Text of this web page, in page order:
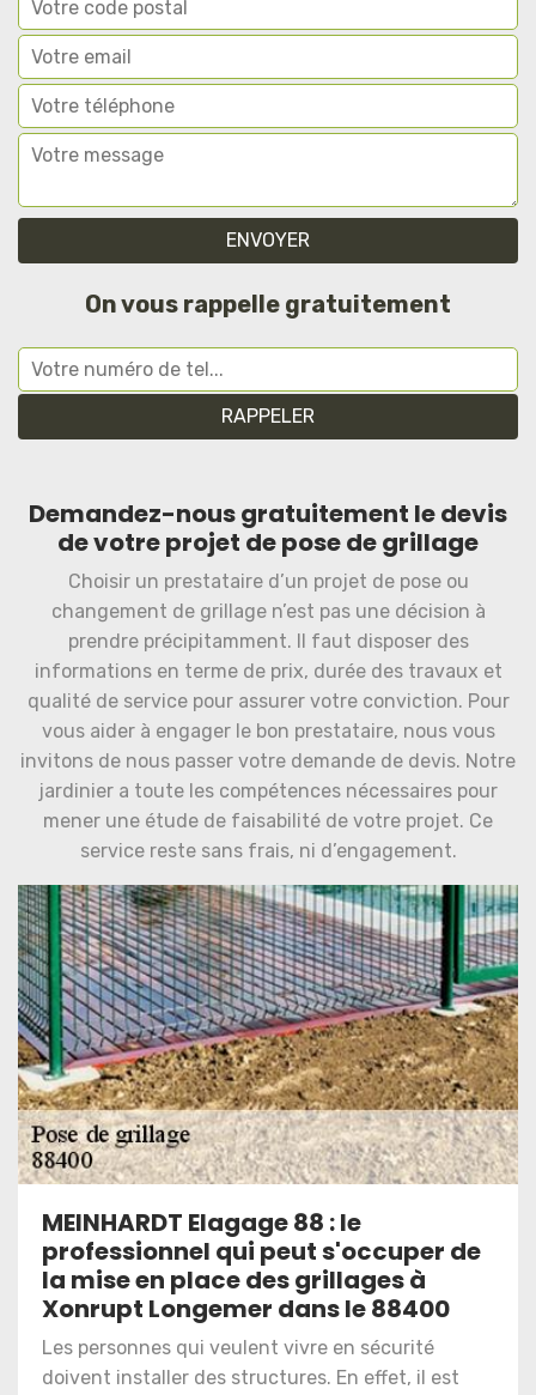
On vous rappelle gratuitement
Demandez-nous gratuitement le devis
de votre projet de pose de grillage
Choisir un prestataire d’un projet de pose ou
changement de grillage n’est pas une décision à
prendre précipitamment. Il faut disposer des
informations en terme de prix, durée des travaux et
qualité de service pour assurer votre conviction. Pour
vous aider à engager le bon prestataire, nous vous
invitons de nous passer votre demande de devis. Notre
jardinier a toute les compétences nécessaires pour
mener une étude de faisabilité de votre projet. Ce
service reste sans frais, ni d’engagement.
MEINHARDT Elagage 88 : le
professionnel qui peut s'occuper de
la mise en place des grillages à
Xonrupt Longemer dans le 88400
Les personnes qui veulent vivre en sécurité
doivent installer des structures. En effet, il est